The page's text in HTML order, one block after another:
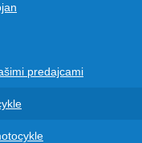
predajcami